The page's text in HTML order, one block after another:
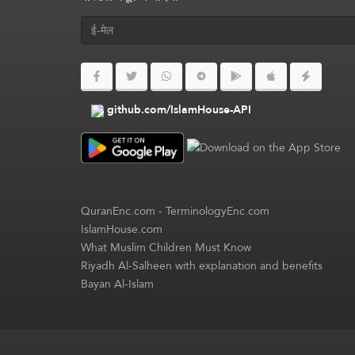
github.com/IslamHouse-API
QuranEnc.com-TerminologyEnc.com
IslamHouse.com
What Muslim Children Must Know
Riyadh Al-Salheen with explanation and benefits
Bayan Al-Islam